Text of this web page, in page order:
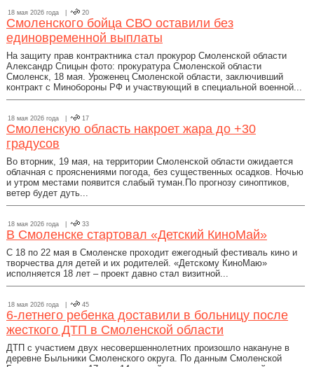
18 мая 2026 года | 20
Смоленского бойца СВО оставили без
единовременной выплаты
На защиту прав контрактника стал прокурор Смоленской области
Александр Спицын фото: прокуратура Смоленской области
Смоленск, 18 мая. Уроженец Смоленской области, заключивший
контракт с Минобороны РФ и участвующий в специальной военной...
18 мая 2026 года | 17
Смоленскую область накроет жара до +30
градусов
Во вторник, 19 мая, на территории Смоленской области ожидается
облачная с прояснениями погода, без существенных осадков. Ночью
и утром местами появится слабый туман.По прогнозу синоптиков,
ветер будет дуть...
18 мая 2026 года | 33
В Смоленске стартовал «Детский КиноМай»
С 18 по 22 мая в Смоленске проходит ежегодный фестиваль кино и
творчества для детей и их родителей. «Детскому КиноМаю»
исполняется 18 лет – проект давно стал визитной...
18 мая 2026 года | 45
6-летнего ребенка доставили в больницу после
жесткого ДТП в Смоленской области
ДТП с участием двух несовершеннолетних произошло накануне в
деревне Быльники Смоленского округа. По данным Смоленской